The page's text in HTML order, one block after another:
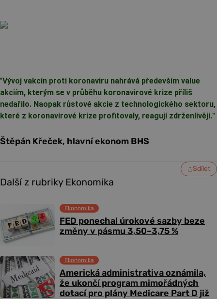
"Vývoj vakcín proti koronaviru nahrává především value
akciím, kterým se v průběhu koronavirové krize příliš
nedařilo. Naopak růstové akcie z technologického sektoru,
které z koronavirové krize profitovaly, reagují zdrženlivěji."
Štěpán Křeček, hlavní ekonom BHS
Sdílet
Další z rubriky Ekonomika
FED ponechal úrokové sazby beze
změny v pásmu 3,50–3,75 %
Ekonomika
Americká administrativa oznámila,
že ukončí program mimořádných
dotací pro plány Medicare Part D již
Ekonomika